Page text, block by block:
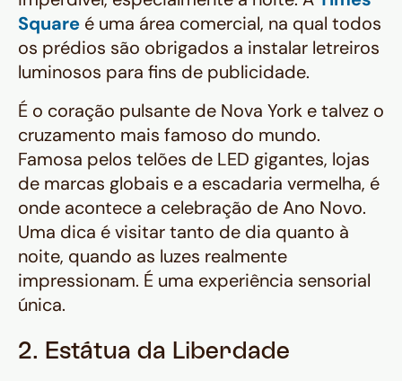
Square é uma área comercial, na qual todos
os prédios são obrigados a instalar letreiros
luminosos para fins de publicidade.
É o coração pulsante de Nova York e talvez o
cruzamento mais famoso do mundo.
Famosa pelos telões de LED gigantes, lojas
de marcas globais e a escadaria vermelha, é
onde acontece a celebração de Ano Novo.
Uma dica é visitar tanto de dia quanto à
noite, quando as luzes realmente
impressionam. É uma experiência sensorial
única.
2. Estátua da Liberdade